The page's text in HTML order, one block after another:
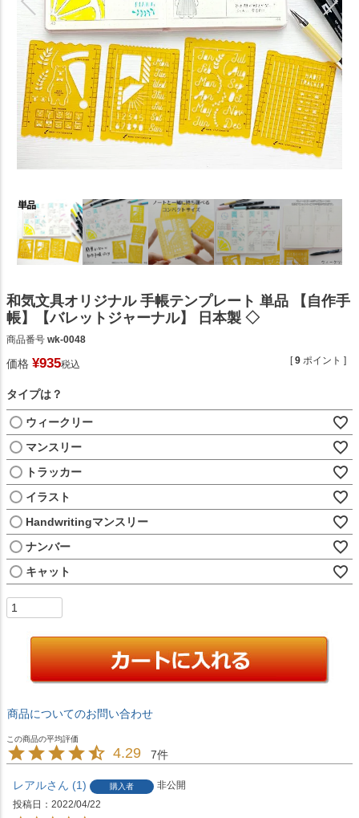
和気文具オリジナル 手帳テンプレート 単品 【自作手
帳】【バレットジャーナル】 日本製 ◇
商品番号 wk-0048
価格 ¥935税込 [9 ポイント ]
タイプは？
ウィークリー
マンスリー
トラッカー
イラスト
Handwritingマンスリー
ナンバー
キャット
商品についてのお問い合わせ
4.29 7
レアル 1 購入者
非公開
投稿日
2022/04/22